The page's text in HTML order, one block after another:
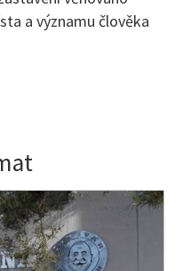
a významu člověka